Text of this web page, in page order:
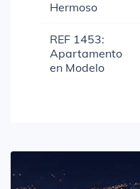
Hermoso
REF 1453:
Apartamento
en Modelo